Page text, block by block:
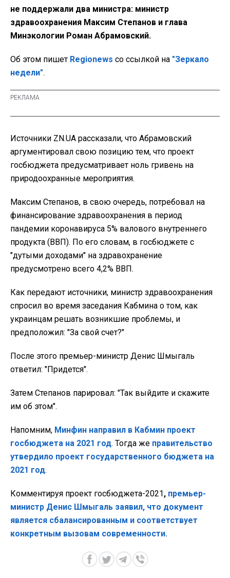
не поддержали два министра: министр
здравоохранения Максим Степанов и глава
Минэкологии Роман Абрамовский.
Об этом пишет Regionews со ссылкой на "Зеркало
недели".
Источники ZN.UA рассказали, что Абрамовский
аргументировал свою позицию тем, что проект
госбюджета предусматривает ноль гривень на
природоохранные мероприятия.
Максим Степанов, в свою очередь, потребовал на
финансирование здравоохранения в период
пандемии коронавируса 5% валового внутреннего
продукта (ВВП). По его словам, в госбюджете с
"дутыми доходами" на здравохранение
предусмотрено всего 4,2% ВВП.
Как передают источники, министр здравоохранения
спросил во время заседания Кабмина о том, как
украинцам решать возникшие проблемы, и
предположил: "За свой счет?"
После этого премьер-министр Денис Шмыгаль
ответил: "Придется".
Затем Степанов парировал: "Так выйдите и скажите
им об этом".
Напомним, Минфин направил в Кабмин проект
госбюджета на 2021 год. Тогда же правительство
утвердило проект государственного бюджета на
2021 год.
Комментируя проект госбюджета-2021, премьер-
министр Денис Шмыгаль заявил, что документ
является сбалансированным и соответствует
конкретным вызовам современности.